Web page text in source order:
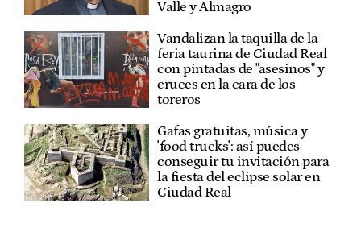
Valle y Almagro
Vandalizan la taquilla de la
feria taurina de Ciudad Real
con pintadas de "asesinos" y
cruces en la cara de los
toreros
Gafas gratuitas, música y
'food trucks': así puedes
conseguir tu invitación para
la fiesta del eclipse solar en
Ciudad Real